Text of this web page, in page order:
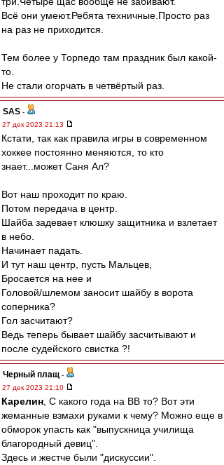
Всё они умеют.Ребята техничные.Просто раз
на раз не приходится.
Тем более у Торпедо там праздник был какой-
то.
Не стали огорчать в четвёртый раз.
SAS -
27 дек 2023 21:13
Кстати, так как правила игры в современном
хоккее постоянно меняются, то кто
знает...может Саня Ал?
Вот наш проходит по краю.
Потом передача в центр.
Шайба задевает клюшку защитника и взлетает
в небо.
Начинает падать.
И тут наш центр, пусть Мальцев,
Бросается на нее и
Головой/шлемом заносит шайбу в ворота
соперника?
Гол засчитают?
Ведь теперь бывает шайбу засчитывают и
после судейского свистка ?!
Черный плащ -
27 дек 2023 21:10
Карелин , С какого года на ВВ то? Вот эти
жеманные взмахи руками к чему? Можно еще в
обморок упасть как "выпускница училища
благородный девиц".
Здесь и жестче были "дискуссии".